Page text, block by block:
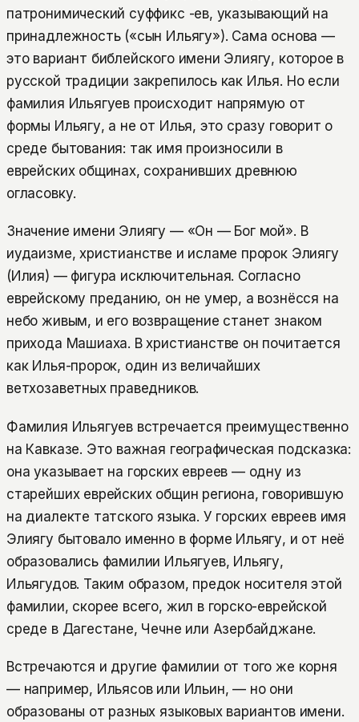
патронимический суффикс -ев, указывающий на
принадлежность («сын Ильягу»). Сама основа —
это вариант библейского имени Элиягу, которое в
русской традиции закрепилось как Илья. Но если
фамилия Ильягуев происходит напрямую от
формы Ильягу, а не от Илья, это сразу говорит о
среде бытования: так имя произносили в
еврейских общинах, сохранивших древнюю
огласовку.
Значение имени Элиягу — «Он — Бог мой». В
иудаизме, христианстве и исламе пророк Элиягу
(Илия) — фигура исключительная. Согласно
еврейскому преданию, он не умер, а вознёсся на
небо живым, и его возвращение станет знаком
прихода Машиаха. В христианстве он почитается
как Илья-пророк, один из величайших
ветхозаветных праведников.
Фамилия Ильягуев встречается преимущественно
на Кавказе. Это важная географическая подсказка:
она указывает на горских евреев — одну из
старейших еврейских общин региона, говорившую
на диалекте татского языка. У горских евреев имя
Элиягу бытовало именно в форме Ильягу, и от неё
образовались фамилии Ильягуев, Ильягу,
Ильягудов. Таким образом, предок носителя этой
фамилии, скорее всего, жил в горско-еврейской
среде в Дагестане, Чечне или Азербайджане.
Встречаются и другие фамилии от того же корня
— например, Ильясов или Ильин, — но они
образованы от разных языковых вариантов имени.